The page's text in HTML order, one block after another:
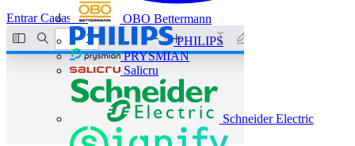
OBO Bettermann
PHILIPS
PRYSMIAN
Salicru
Schneider Electric
EntrarCadastrar